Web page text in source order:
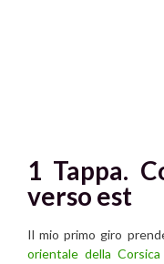
1 Tappa.
verso est
Il mio primo giro
orientale della Corsica